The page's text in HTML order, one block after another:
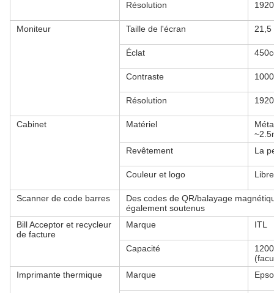
Résolution
Moniteur Taille de l'écran 21,5
Éclat
Contraste
Résolution
Cabinet Matériel
Revêtement
La
Couleur et logo Libre
Scanner de code barres
Des codes de QR/balayage
également soutenus
Bill Acceptor et recycleur
de facture
Marque ITL
Capacité
Imprimante thermique
Marque